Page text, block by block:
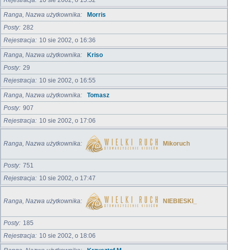
Ranga, Nazwa użytkownika
Morris
Posty 282
Rejestracja
10 sie 2002, o 16:36
Ranga, Nazwa użytkownika
Kriso
Posty 29
Rejestracja
10 sie 2002, o 16:55
Ranga, Nazwa użytkownika
Tomasz
Posty 907
Rejestracja
10 sie 2002, o 17:06
Ranga, Nazwa użytkownika Mikoruch
Posty 751
Rejestracja
10 sie 2002, o 17:47
Ranga, Nazwa użytkownika NIEBIESKI_
Posty
185
Rejestracja
10 sie 2002, o 18:06